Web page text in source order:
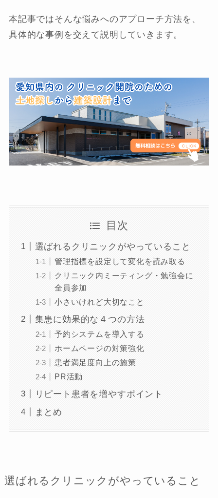
本記事ではそんな悩みへのアプローチ方法を、
具体的な事例を交えて説明していきます。
目次
選ばれるクリニックがやっていること
管理指標を設定して変化を読み取る
クリニック内ミーティング・勉強会に
全員参加
小さいけれど大切なこと
集患に効果的な４つの方法
予約システムを導入する
ホームページの対策強化
患者満足度向上の施策
PR活動
リピート患者を増やすポイント
まとめ
選ばれるクリニックがやっていること